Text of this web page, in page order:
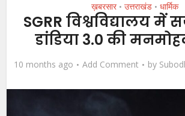
ख़बरसार • उत्तराखंड • धार्मिक
SGRR विश्वविद्यालय में
डांडिया 3.0 की
10 months ago Add Comment by